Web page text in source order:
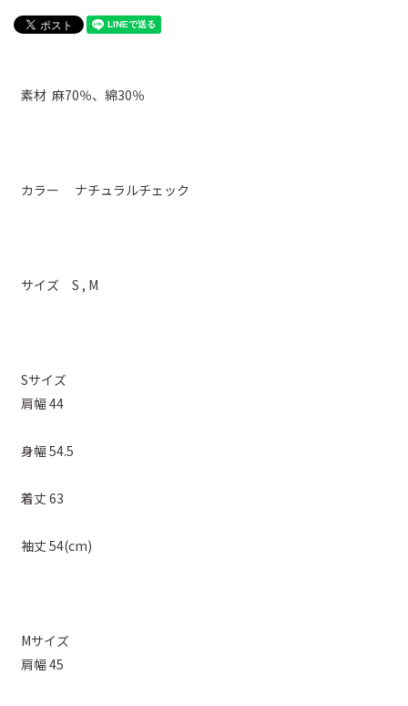
素材 麻70％、綿30％
カラー ナチュラルチェック
サイズ S , M
Sサイズ
肩幅 44
身幅 54.5
着丈 63
袖丈 54(cm)
Mサイズ
肩幅 45